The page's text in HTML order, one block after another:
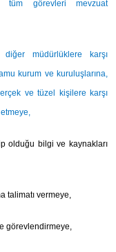
tüm görevleri mevzuat
müdürlüklere karşı
kurum ve kuruluşlarına,
ve tüzel kişilere karşı
olduğu bilgi ve kaynakları
talimatı vermeye,
görevlendirmeye,